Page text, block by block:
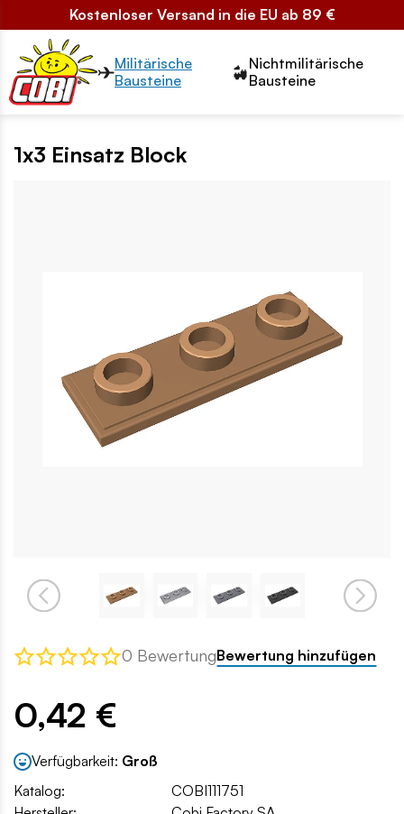
Kostenloser Versand in die EU ab 89 €
Przełącznik segmentów2
Militärische
Bausteine
Nichtmilitärische
Bausteine
1x3 Einsatz Block
0 BewertungBewertung hinzufügen
0,42 €
Verfügbarkeit: Groß
Katalog:
COBI111751